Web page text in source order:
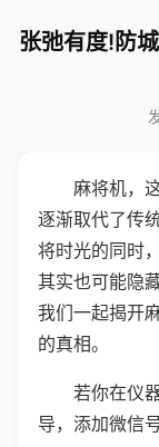
张弛有度!防
麻将机，
逐渐取代了传
将时光的同时
其实也可能隐
我们一起揭开
的真相。
若你在仪
导，添加微信